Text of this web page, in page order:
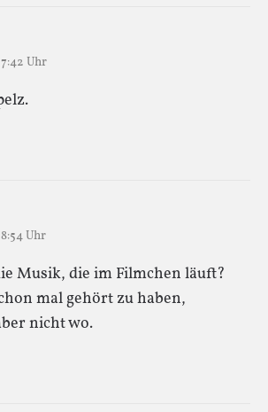
Uhr
Uhr
Musik, die im Filmchen läuft?
mal gehört zu haben,
nicht wo.